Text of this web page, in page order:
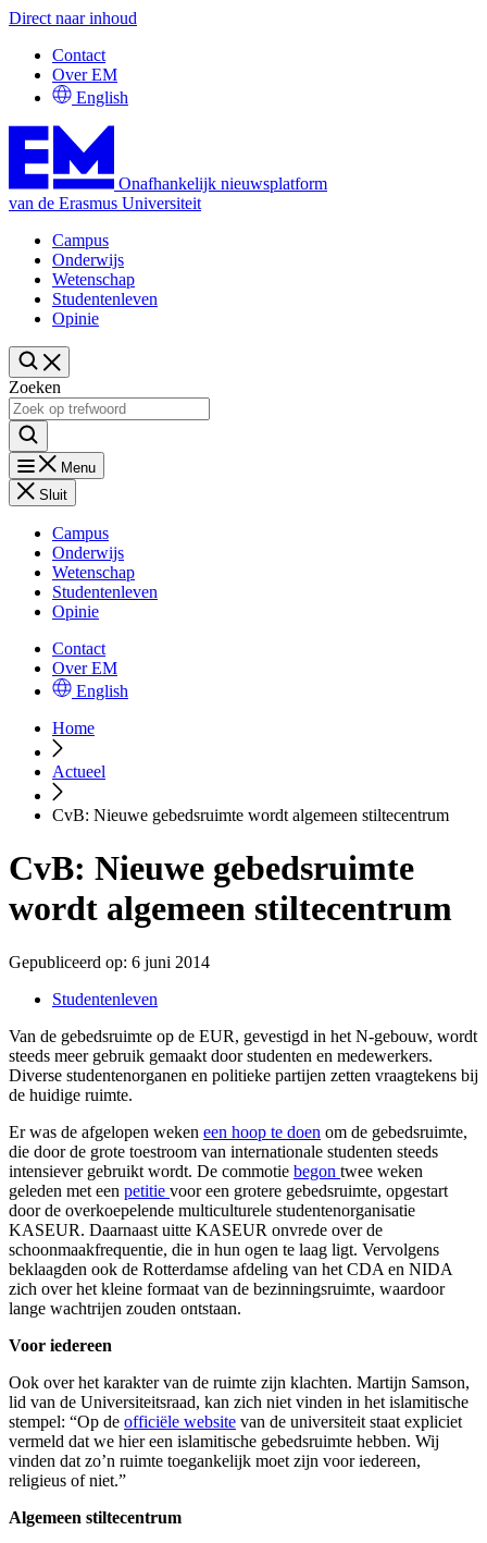
Direct naar inhoud
Contact
Over EM
English
Onafhankelijk nieuwsplatform
van de Erasmus Universiteit
Campus
Onderwijs
Wetenschap
Studentenleven
Opinie
Zoeken
Menu
Sluit
Campus
Onderwijs
Wetenschap
Studentenleven
Opinie
Contact
Over EM
English
Home
Actueel
CvB: Nieuwe gebedsruimte wordt algemeen stiltecentrum
CvB: Nieuwe gebedsruimte
wordt algemeen stiltecentrum
Gepubliceerd op: 6 juni 2014
Studentenleven
Van de gebedsruimte op de EUR, gevestigd in het N-gebouw, wordt
steeds meer gebruik gemaakt door studenten en medewerkers.
Diverse studentenorganen en politieke partijen zetten vraagtekens bij
de huidige ruimte.
Er was de afgelopen weken een hoop te doen om de gebedsruimte,
die door de grote toestroom van internationale studenten steeds
intensiever gebruikt wordt. De commotie begon twee weken
geleden met een petitie voor een grotere gebedsruimte, opgestart
door de overkoepelende multiculturele studentenorganisatie
KASEUR. Daarnaast uitte KASEUR onvrede over de
schoonmaakfrequentie, die in hun ogen te laag ligt. Vervolgens
beklaagden ook de Rotterdamse afdeling van het CDA en NIDA
zich over het kleine formaat van de bezinningsruimte, waardoor
lange wachtrijen zouden ontstaan.
Voor iedereen
Ook over het karakter van de ruimte zijn klachten. Martijn Samson,
lid van de Universiteitsraad, kan zich niet vinden in het islamitische
stempel: “Op de officiële website van de universiteit staat expliciet
vermeld dat we hier een islamitische gebedsruimte hebben. Wij
vinden dat zo’n ruimte toegankelijk moet zijn voor iedereen,
religieus of niet.”
Algemeen stiltecentrum